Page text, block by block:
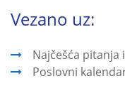
Vezano uz:
Najčešća
Poslovni